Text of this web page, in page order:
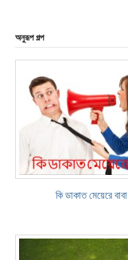
অনুরূপ গল্প
কি ডাকাত মেয়েরে বাবা